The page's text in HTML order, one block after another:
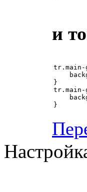
и
tr.main-
}
tr.main-
}